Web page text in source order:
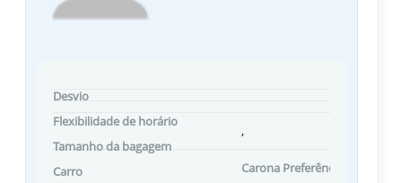
Desvio
Flexibilidade de horário
Tamanho da bagagem
Carro
,
Carona Preferências